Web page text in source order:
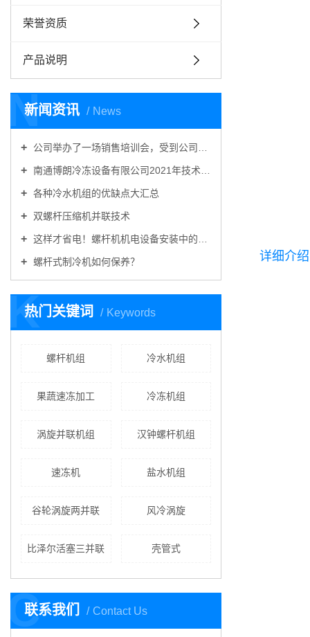
荣誉资质
产品说明
新闻资讯 News
N
公司举办了一场销售培训会，受到公司一致好评！
南通博朗冷冻设备有限公司2021年技术交流会圆满收官
各种冷水机组的优缺点大汇总
双螺杆压缩机并联技术
这样才省电！螺杆机机电设备安装中的门道，你不可不知
螺杆式制冷机如何保养？
热门关键词 Keywords
K
螺杆机组 冷水机组
果蔬速冻加工 冷冻机组
涡旋并联机组 汉钟螺杆机组
速冻机 盐水机组
谷轮涡旋两并联 风冷涡旋
比泽尔活塞三并联 壳管式
联系我们 Contact Us
C
详细介